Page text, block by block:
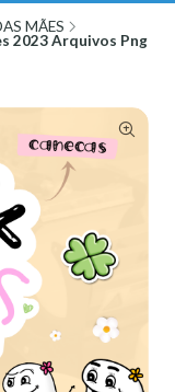
MÃES
2023 Arquivos Png